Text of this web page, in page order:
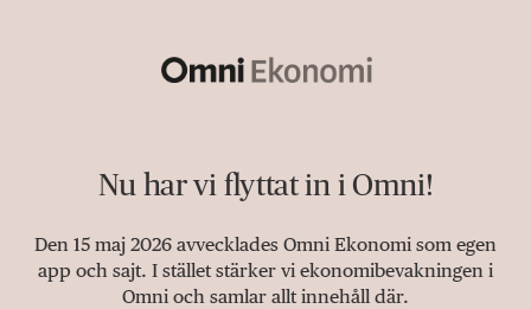
Nu har vi flyttat in i Omni!
Den 15 maj 2026 avvecklades Omni Ekonomi som egen
app och sajt. I stället stärker vi ekonomibevakningen i
Omni och samlar allt innehåll där.